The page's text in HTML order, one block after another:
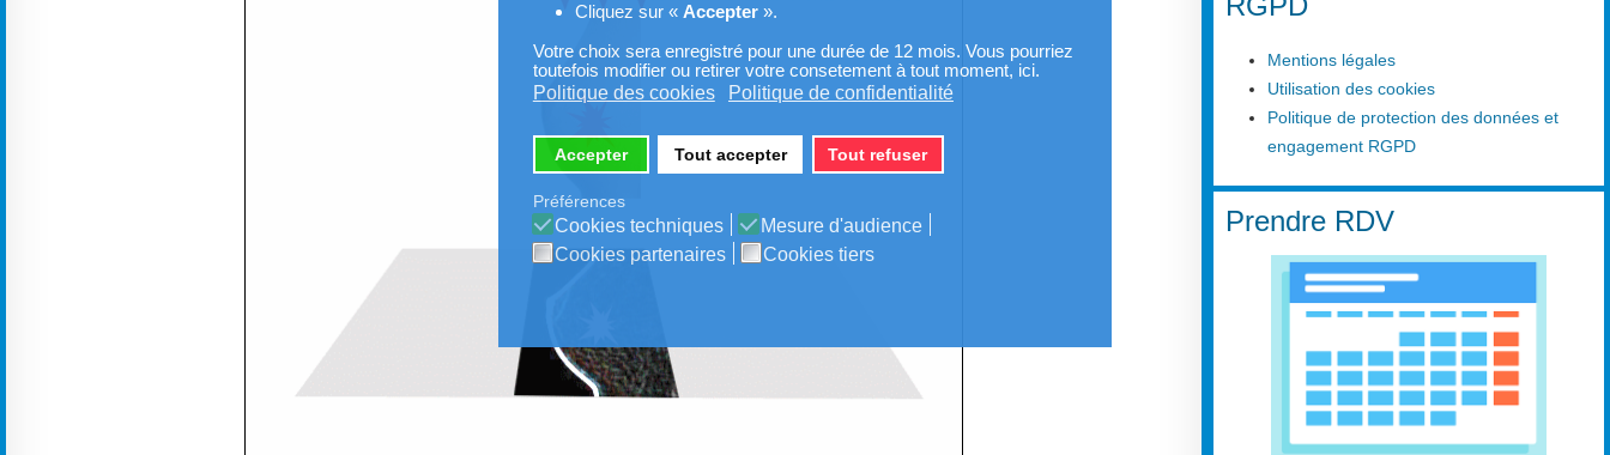
Cliquez sur « Accepter».
Votre choix sera enregistré pour une durée de 12 mois. Vous pourriez
toutefois modifier ou retirer votre consetement à tout moment, ici.
Politique des cookies Politique de confidentialité
Accepter Tout accepter Tout refuser
Préférences
Cookies techniques
Mesure d'audience
Cookies partenaires
Cookies tiers
Mentions légales
Utilisation des cookies
Politique de protection des données et
engagement RGPD
Prendre RDV